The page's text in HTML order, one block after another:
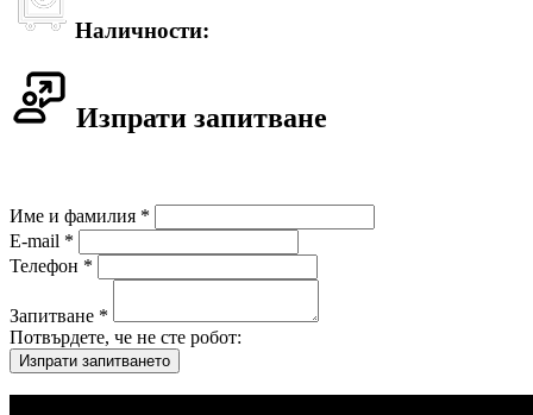
Наличности:
Изпрати запитване
Име и фамилия *
E-mail *
Телефон *
Запитване *
Потвърдете, че не сте робот: